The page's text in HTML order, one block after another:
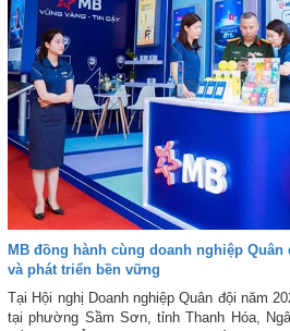
MB đồng hành cùng doanh nghiệp
và phát triển bền vững
Tại Hội nghị Doanh nghiệp Quân đội năm
tại phường Sầm Sơn, tỉnh Thanh Hóa,